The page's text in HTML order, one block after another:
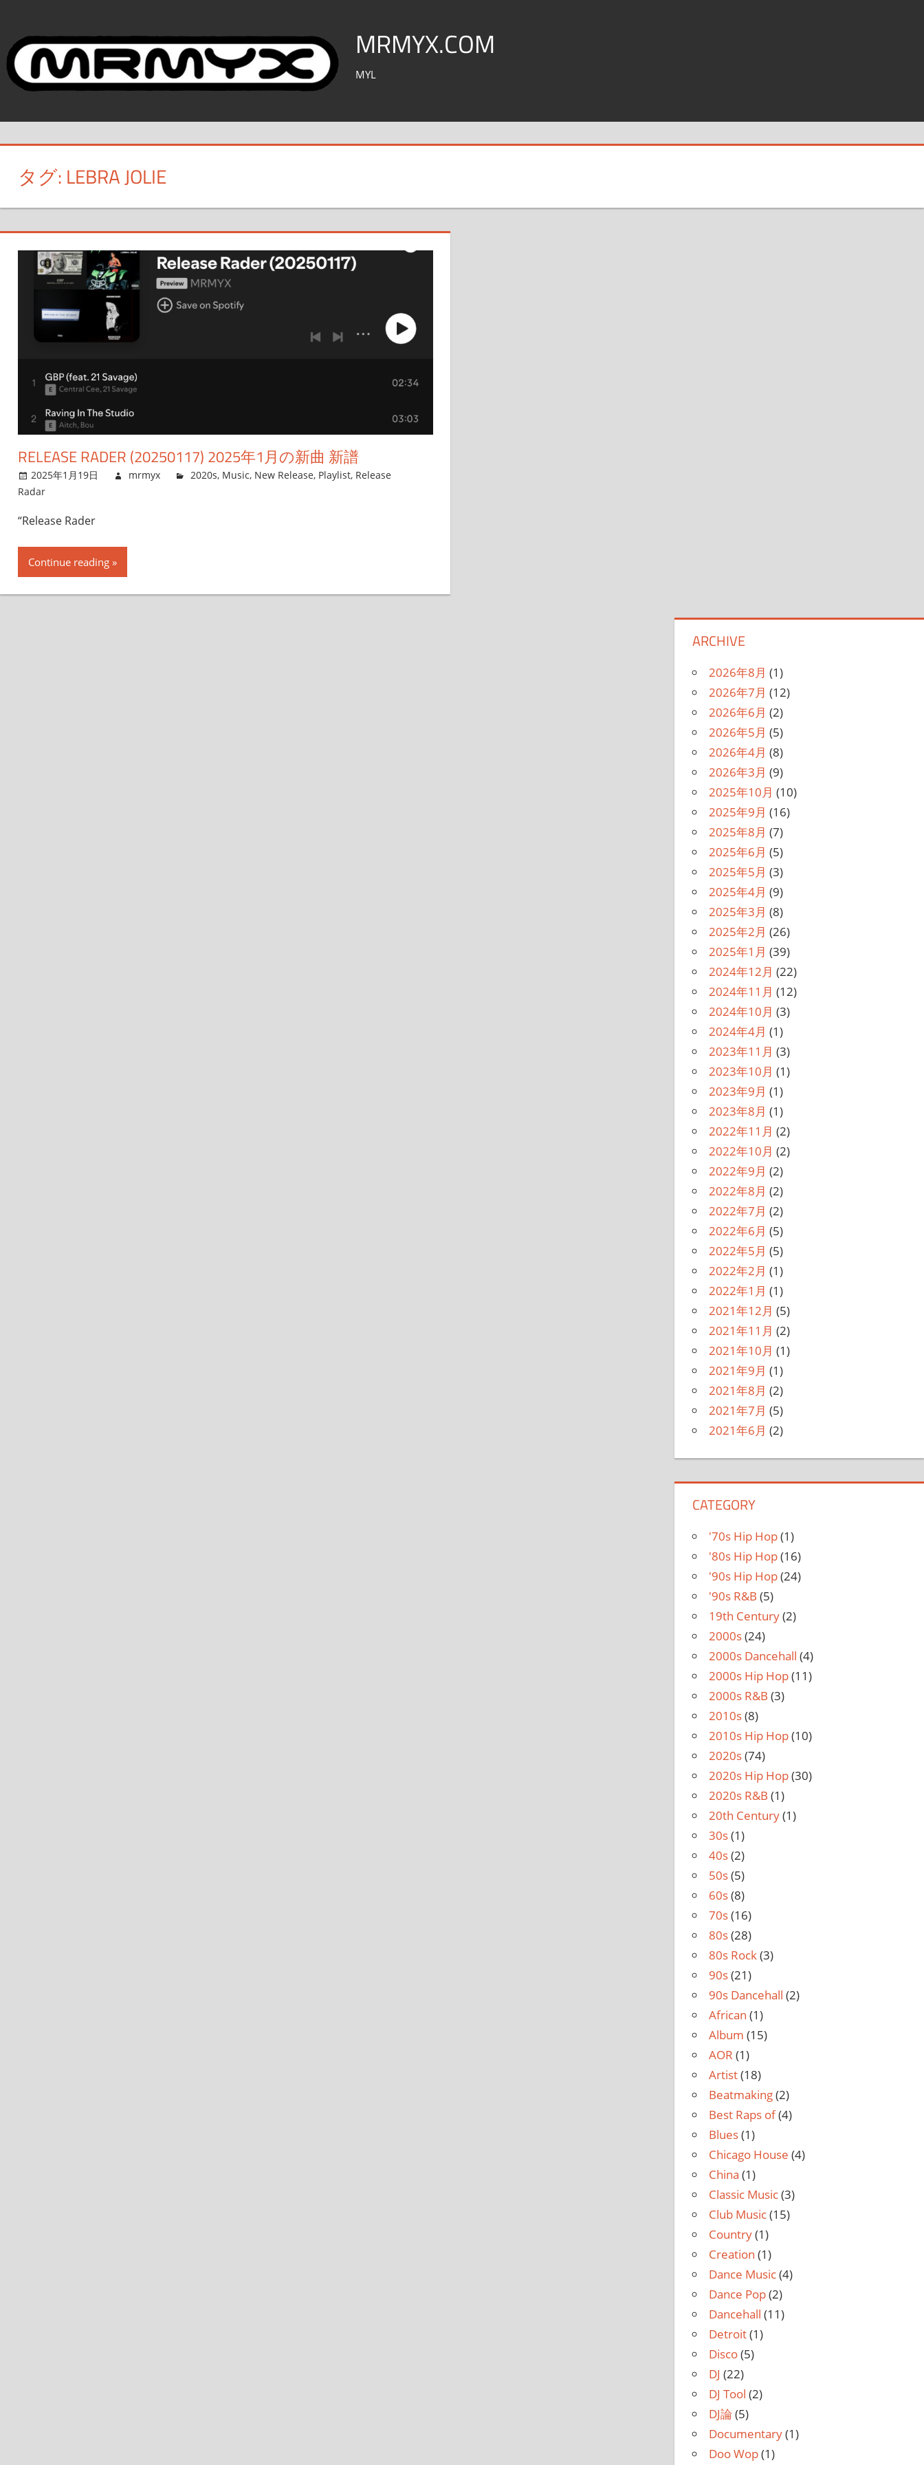
テ
ン
キ
MRMYX.COM
MYL
タグ: LEBRA JOLIE
RELEASE RADER (20250117) 2025年1月の新曲 新譜
2025年1月19日 mrmyx 2020s, Music, New Release, Playlist, Release
Radar
“Release Rader
Continue reading
ARCHIVE
2026年8月 (1)
2026年7月 (12)
2026年6月 (2)
2026年5月 (5)
2026年4月 (8)
2026年3月 (9)
2025年10月 (10)
2025年9月 (16)
2025年8月 (7)
2025年6月 (5)
2025年5月 (3)
2025年4月 (9)
2025年3月 (8)
2025年2月 (26)
2025年1月 (39)
2024年12月 (22)
2024年11月 (12)
2024年10月 (3)
2024年4月 (1)
2023年11月 (3)
2023年10月 (1)
2023年9月 (1)
2023年8月 (1)
2022年11月 (2)
2022年10月 (2)
2022年9月 (2)
2022年8月 (2)
2022年7月 (2)
2022年6月 (5)
2022年5月 (5)
2022年2月 (1)
2022年1月 (1)
2021年12月 (5)
2021年11月 (2)
2021年10月 (1)
2021年9月 (1)
2021年8月 (2)
2021年7月 (5)
2021年6月 (2)
CATEGORY
'70s Hip Hop(1)
'80s Hip Hop(16)
'90s Hip Hop(24)
'90s R&B (5)
19th Century(2)
2000s(24)
2000s Dancehall (4)
2000s Hip Hop(11)
2000s R&B (3)
2010s(8)
2010s Hip Hop(10)
2020s(74)
2020s Hip Hop(30)
2020s R&B (1)
20th Century(1)
30s(1)
40s(2)
50s(5)
60s(8)
70s(16)
80s(28)
80s Rock(3)
90s(21)
90s Dancehall (2)
African (1)
Album (15)
AOR (1)
Artist(18)
Beatmaking(2)
Best Raps of(4)
Blues(1)
Chicago House (4)
China (1)
Classic Music(3)
Club Music(15)
Country(1)
Creation (1)
Dance Music(4)
Dance Pop(2)
Dancehall (11)
Detroit(1)
Disco(5)
DJ (22)
DJ Tool (2)
DJ論 (5)
Documentary(1)
Doo Wop(1)